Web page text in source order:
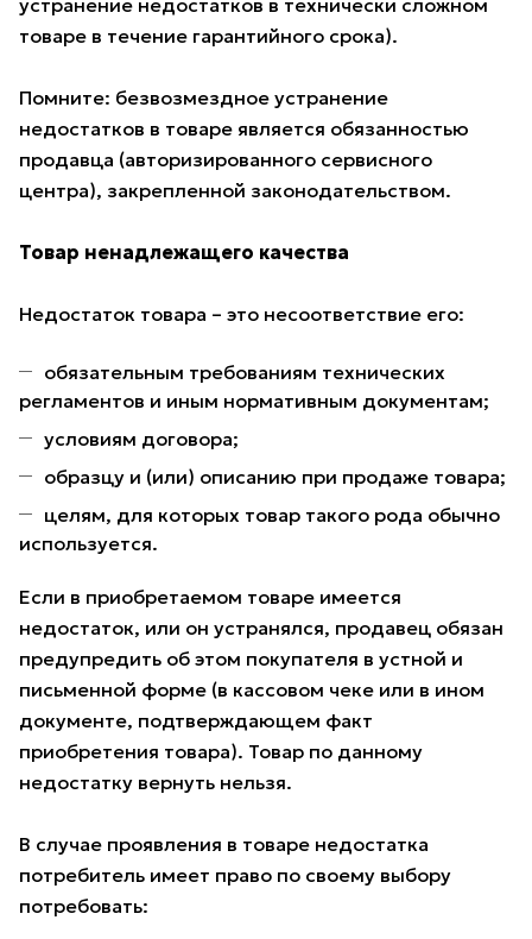
товаре в течение гарантийного срока).
Помните: безвозмездное устранение
недостатков в товаре является обязанностью
продавца (авторизированного сервисного
центра), закрепленной законодательством.
Товар ненадлежащего качества
Недостаток товара – это несоответствие его:
обязательным требованиям технических
регламентов и иным нормативным документам;
условиям договора;
образцу и (или) описанию при продаже товара;
целям, для которых товар такого рода обычно
используется.
Если в приобретаемом товаре имеется
недостаток, или он устранялся, продавец обязан
предупредить об этом покупателя в устной и
письменной форме (в кассовом чеке или в ином
документе, подтверждающем факт
приобретения товара). Товар по данному
недостатку вернуть нельзя.
В случае проявления в товаре недостатка
потребитель имеет право по своему выбору
потребовать: